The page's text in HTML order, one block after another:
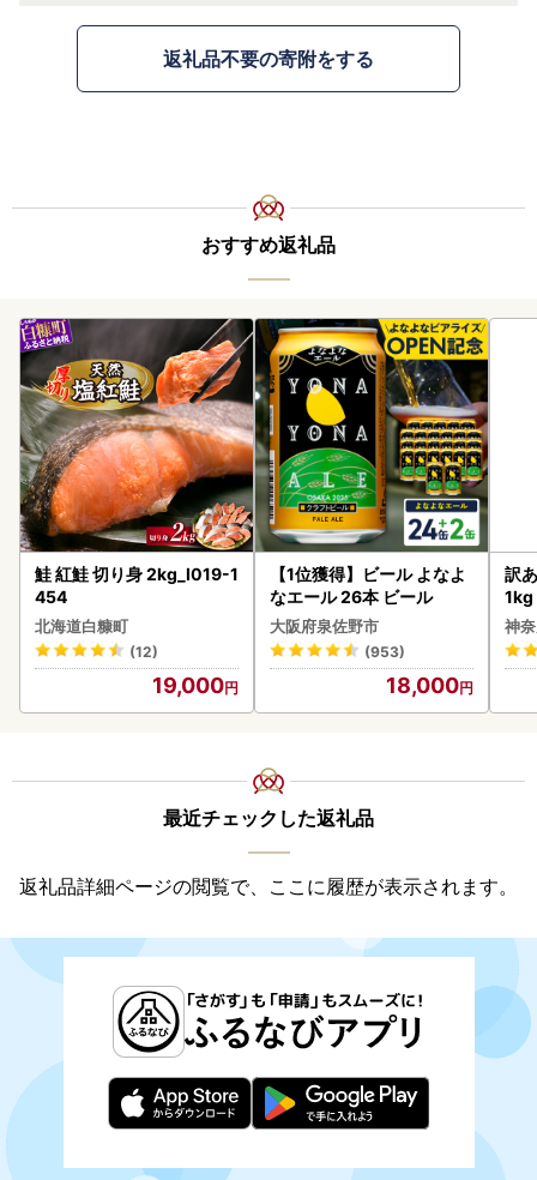
返礼品不要の寄附をする
おすすめ返礼品
鮭 紅鮭 切り身 2kg_I019-1
454
北海道白糠町
(12)
19,000
【1位獲得】ビール よなよ
なエール 26本 ビール
大阪府泉佐野市
(953)
18,000
訳
1kg
神
最近チェックした返礼品
返礼品詳細ページの閲覧で、ここに履歴が表示されます。